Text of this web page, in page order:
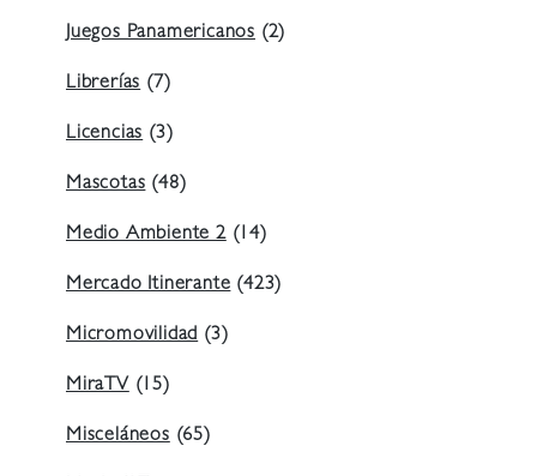
Juegos Panamericanos (2)
Librerías(7)
Licencias(3)
Mascotas(48)
Medio Ambiente 2(14)
Mercado Itinerante(423)
Micromovilidad(3)
MiraTV(15)
Misceláneos(65)